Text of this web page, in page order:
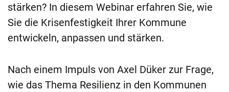
stärken? In diesem Webinar erfahren Sie, wie
Sie die Krisenfestigkeit Ihrer Kommune
entwickeln, anpassen und stärken.
Nach einem Impuls von Axel Düker zur Frage,
wie das Thema Resilienz in den Kommunen